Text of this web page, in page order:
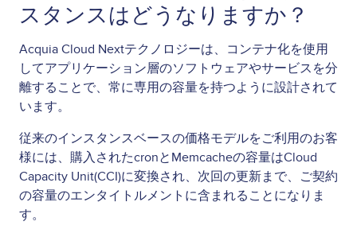
スタンスはどうなりますか？
Acquia Cloud Nextテクノロジーは、コンテナ化を使用
してアプリケーション層のソフトウェアやサービスを分
離することで、常に専用の容量を持つように設計されて
います。
従来のインスタンスベースの価格モデルをご利用のお客
様には、購入されたcronとMemcacheの容量はCloud
Capacity Unit(CCI)に変換され、次回の更新まで、ご契約
の容量のエンタイトルメントに含まれることになりま
す。